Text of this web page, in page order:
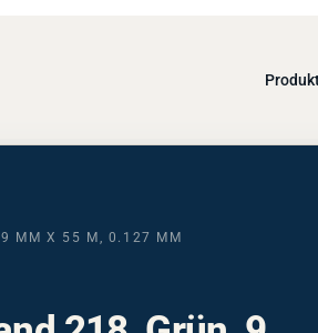
9 MM X 55 M, 0.127 MM
218, Grün, 9